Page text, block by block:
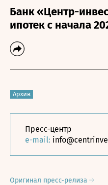
Банк «Центр-
ипотек с начала
Архив
Пресс-центр
e-mail:
Оригинал пресс-релиза